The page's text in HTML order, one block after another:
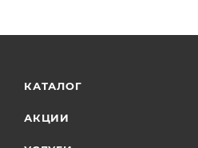
КАТАЛОГ
АКЦИИ